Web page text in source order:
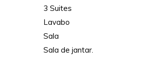
3 Suites
Lavabo
Sala
Sala de jantar.